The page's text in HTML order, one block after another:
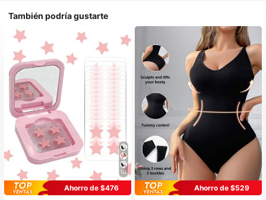
También podría gustarte
10
Ahorro de $476
Ahorro de $529
#1 Más vendidos
en Casual-Cómodo Bodys moldeadores para mujer